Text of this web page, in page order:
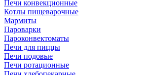
Печи конвекционные
Котлы пищеварочные
Мармиты
Пароварки
Пароконвектоматы
Печи для пиццы
Печи подовые
Печи ротационные